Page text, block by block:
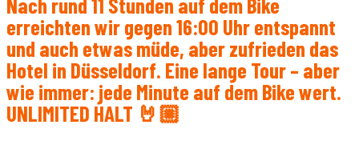
Nach rund 11 Stunden auf dem Bike
erreichten wir gegen 16:00 Uhr entspannt
und auch etwas müde, aber zufrieden das
Hotel in Düsseldorf. Eine lange Tour – aber
wie immer: jede Minute auf dem Bike wert.
UNLIMITED HALT 🤘🏼